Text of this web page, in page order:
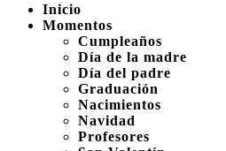
Inicio
Momentos
Cumpleaños
Día de la madre
Día del padre
Graduación
Nacimientos
Navidad
Profesores